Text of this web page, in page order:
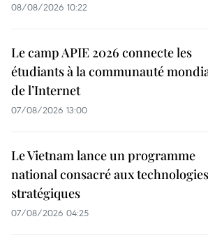
08/08/2026 10:22
Le camp APIE 2026 connecte les
étudiants à la communauté
de l’Internet
07/08/2026 13:00
Le Vietnam lance un programme
national consacré aux technologies
stratégiques
07/08/2026 04:25